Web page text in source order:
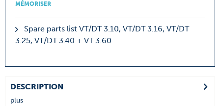
MÉMORISER
Spare parts list VT/DT 3.10, VT/DT 3.16, VT/DT
3.25, VT/DT 3.40 + VT 3.60
DESCRIPTION
plus